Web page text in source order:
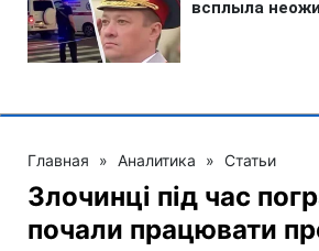
Главная » Аналитика » Статьи
Злочинці під час
почали працювати